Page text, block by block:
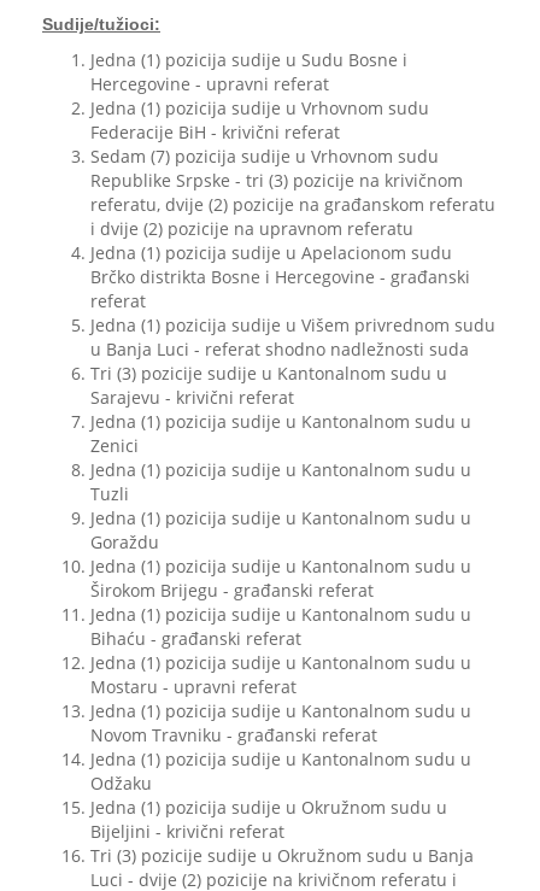
Sudije/tužioci:
Jedna (1) pozicija sudije u Sudu Bosne i
Hercegovine - upravni referat
Jedna (1) pozicija sudije u Vrhovnom sudu
Federacije BiH - krivični referat
Sedam (7) pozicija sudije u Vrhovnom sudu
Republike Srpske - tri (3) pozicije na krivičnom
referatu, dvije (2) pozicije na građanskom referatu
i dvije (2) pozicije na upravnom referatu
Jedna (1) pozicija sudije u Apelacionom sudu
Brčko distrikta Bosne i Hercegovine - građanski
referat
Jedna (1) pozicija sudije u Višem privrednom sudu
u Banja Luci - referat shodno nadležnosti suda
Tri (3) pozicije sudije u Kantonalnom sudu u
Sarajevu - krivični referat
Jedna (1) pozicija sudije u Kantonalnom sudu u
Zenici
Jedna (1) pozicija sudije u Kantonalnom sudu u
Tuzli
Jedna (1) pozicija sudije u Kantonalnom sudu u
Goraždu
Jedna (1) pozicija sudije u Kantonalnom sudu u
Širokom Brijegu - građanski referat
Jedna (1) pozicija sudije u Kantonalnom sudu u
Bihaću - građanski referat
Jedna (1) pozicija sudije u Kantonalnom sudu u
Mostaru - upravni referat
Jedna (1) pozicija sudije u Kantonalnom sudu u
Novom Travniku - građanski referat
Jedna (1) pozicija sudije u Kantonalnom sudu u
Odžaku
Jedna (1) pozicija sudije u Okružnom sudu u
Bijeljini - krivični referat
Tri (3) pozicije sudije u Okružnom sudu u Banja
Luci - dvije (2) pozicije na krivičnom referatu i